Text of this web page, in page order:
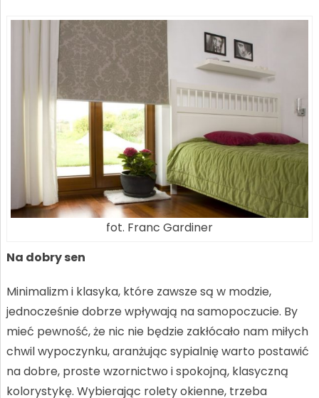
fot. Franc Gardiner
Na dobry sen
Minimalizm i klasyka, które zawsze są w modzie,
jednocześnie dobrze wpływają na samopoczucie. By
mieć pewność, że nic nie będzie zakłócało nam miłych
chwil wypoczynku, aranżując sypialnię warto postawić
na dobre, proste wzornictwo i spokojną, klasyczną
kolorystykę. Wybierając rolety okienne, trzeba